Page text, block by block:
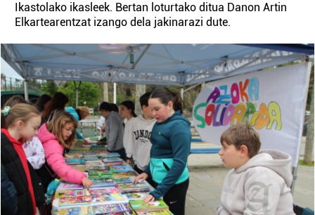
Ikastolako ikasleek. Bertan loturtako ditua Danon Artin
Elkartearentzat izango dela jakinarazi dute.